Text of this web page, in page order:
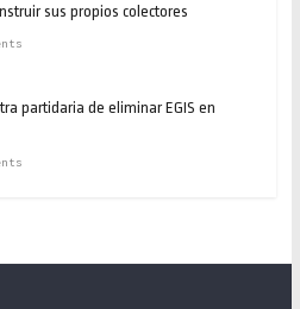
sus propios colectores
partidaria de eliminar EGIS en